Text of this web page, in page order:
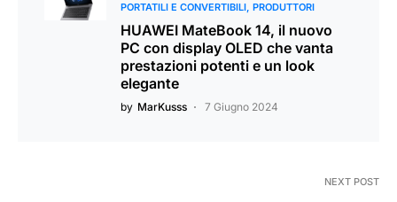
PORTATILI E CONVERTIBILI PRODUTTORI
HUAWEI MateBook 14, il nuovo
PC con display OLED che vanta
prestazioni potenti e un look
elegante
by MarKusss 7 Giugno 2024
NEXT POST